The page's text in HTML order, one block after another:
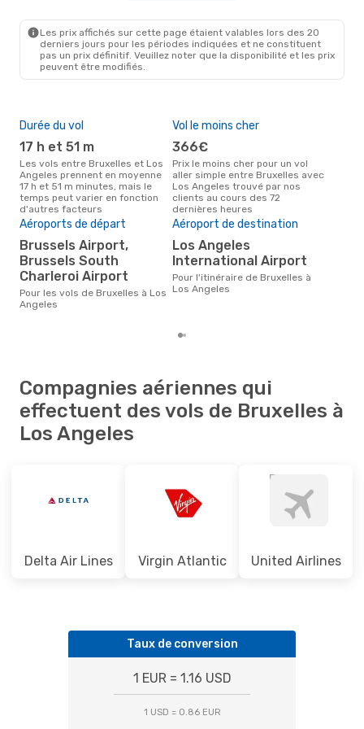
Les prix affichés sur cette page étaient valables lors des 20
derniers jours pour les périodes indiquées et ne constituent
pas un prix définitif. Veuillez noter que la disponibilité et les prix
peuvent être modifiés.
Durée du vol
17 h et 51 m
Les vols entre Bruxelles et Los
Angeles prennent en moyenne
17 h et 51 m minutes, mais le
temps peut varier en fonction
d'autres facteurs
Vol le moins cher
366€
Prix le moins cher pour un vol
aller simple entre Bruxelles avec
Los Angeles trouvé par nos
clients au cours des 72
dernières heures
Aéroports de départ
Brussels Airport,
Brussels South
Charleroi Airport
Pour les vols de Bruxelles à Los
Angeles
Aéroport de destination
Los Angeles
International Airport
Pour l'itinéraire de Bruxelles à
Los Angeles
Compagnies aériennes qui
effectuent des vols de Bruxelles à
Los Angeles
Delta Air Lines Virgin Atlantic United Airlines
Taux de conversion
1 EUR = 1.16 USD
1 USD = 0.86 EUR